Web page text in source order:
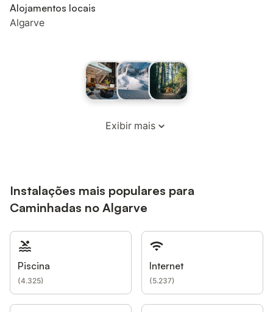
Alojamentos locais
Algarve
Exibir mais
Instalações mais populares para
Caminhadas no Algarve
Piscina
(4.325)
Internet
(5.237)